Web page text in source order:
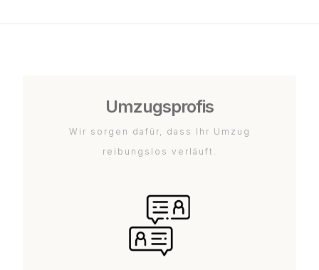
Umzugsprofis
Wir sorgen dafür, dass Ihr Umzug
reibungslos verläuft.